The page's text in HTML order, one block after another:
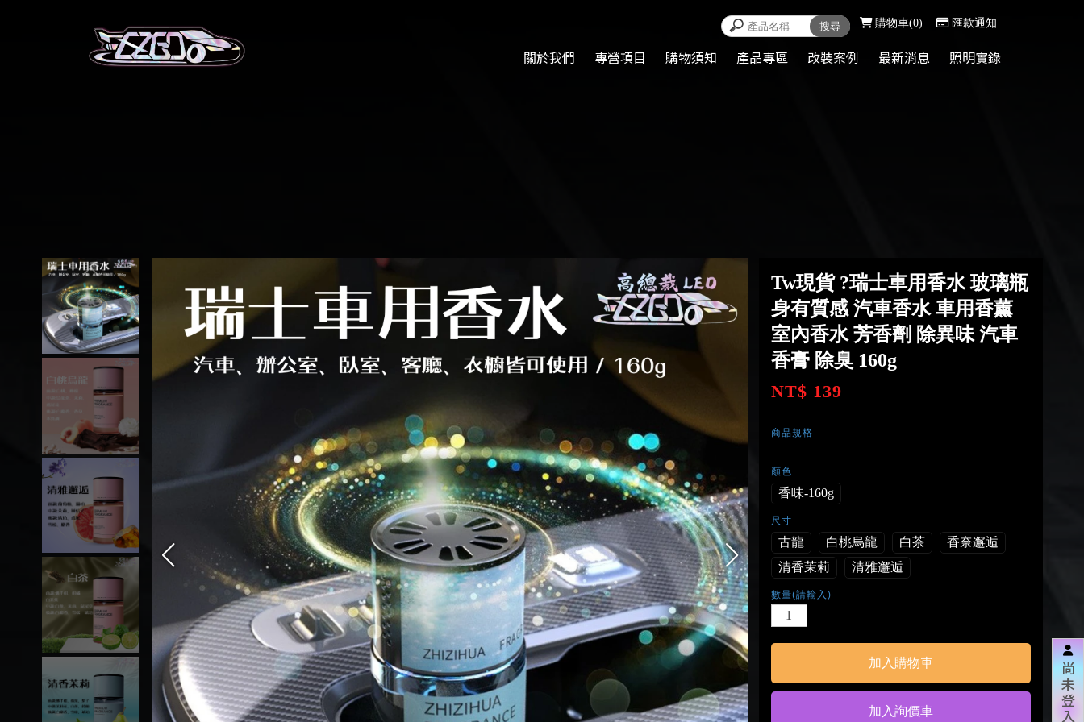
尚
未
登
入
購物車 0 匯款通知
關於我們 專營項目 購物須知 產品專區 改裝案例 最新消息 照明實錄
Tw現貨 ?瑞士車用香水 玻璃瓶
身有質感 汽車香水 車用香薰
室內香水 芳香劑 除異味 汽車
香膏 除臭 160g
NT$ 139
商品規格
顏色
香味-160g
尺寸
古龍 白桃烏龍 白茶
香奈邂逅
清香茉莉
清雅邂逅
數量(請輸入)